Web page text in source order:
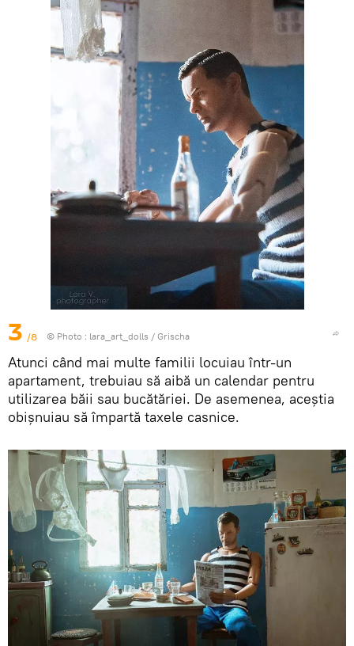
3 /8 © Photo : lara_art_dolls / Grischa
Atunci când mai multe familii locuiau într-un
apartament, trebuiau să aibă un calendar pentru
utilizarea băii sau bucătăriei. De asemenea, aceștia
obișnuiau să împartă taxele casnice.